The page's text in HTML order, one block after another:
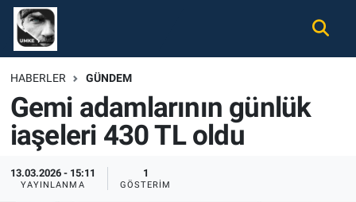
HABERLER GÜNDEM
Gemi adamlarının günlük
iaşeleri 430 TL oldu
13.03.2026 - 15:11
YAYINLANMA
1
GÖSTERIM
Gündem
Ekonomi
Spor
Magazin
Nöbetçi Eczaneler
Hava Durumu
Namaz Vakitleri
Trafik Durumu